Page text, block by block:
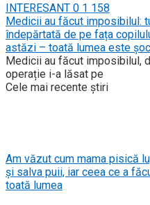
INTERESANT 0 1 158
Medicii au făcut imposibilul:
îndepărtată de pe fața
astăzi – toată lumea este
Medicii au făcut imposibilul,
operație i-a lăsat pe
Cele mai recente știri
Am văzut cum mama pisică
și salva puii, iar ceea ce a
toată lumea